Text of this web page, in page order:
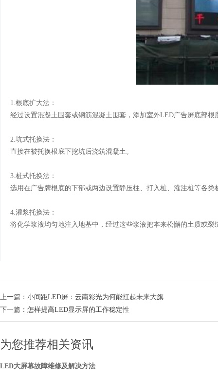
1.根底扩大法：
经过设置混凝土围套或钢筋混凝土围套，添加室外LED广告屏底部
2.坑式托换法：
直接在被托换根底下挖坑后浇筑混凝土。
3.桩式托换法：
选用在广告牌根底的下部或两边设置静压柱、打入桩、灌注桩等各类
4.灌浆托换法：
将化学浆液均匀地注入地基中，经过这些浆液把本来松懈的土质或
上一篇： 小间距LED屏：云南彩光为何能扛起未来大旗
下一篇： 怎样提高LED显示屏的工作稳定性
为您推荐相关资讯
LED大屏幕故障维修及解决方法